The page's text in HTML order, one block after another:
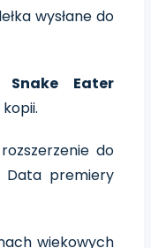
wysłane do
Eater
do
Data premiery
wiekowych